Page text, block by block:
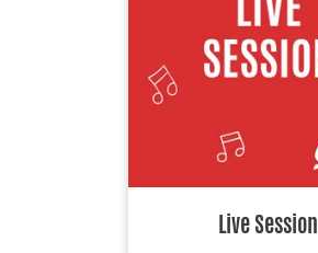
Live Session